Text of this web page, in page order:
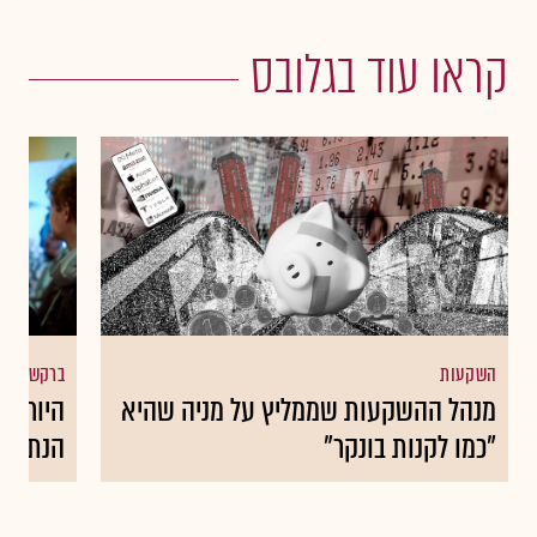
קראו עוד בגלובס
השקעות
מנהל ההשקעות שממליץ על מניה שהיא
"כמו לקנות בונקר"
ברקשייר